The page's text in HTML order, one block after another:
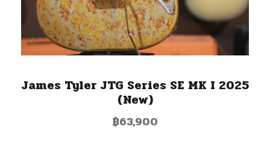
James Tyler JTG Series SE MK I 2025
(New)
฿63,900